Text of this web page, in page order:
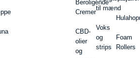
Beroligende
Cremer
CBD-
olier
og
til mænd
Voks
og
strips
Foam
Rollers